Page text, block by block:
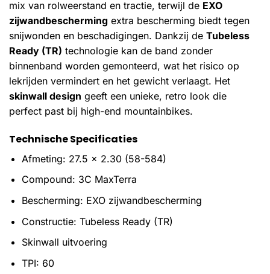
mix van rolweerstand en tractie, terwijl de EXO
zijwandbescherming extra bescherming biedt tegen
snijwonden en beschadigingen. Dankzij de Tubeless
Ready (TR) technologie kan de band zonder
binnenband worden gemonteerd, wat het risico op
lekrijden vermindert en het gewicht verlaagt. Het
skinwall design geeft een unieke, retro look die
perfect past bij high-end mountainbikes.
Technische Specificaties
Afmeting: 27.5 x 2.30 (58-584)
Compound: 3C MaxTerra
Bescherming: EXO zijwandbescherming
Constructie: Tubeless Ready (TR)
Skinwall uitvoering
TPI: 60